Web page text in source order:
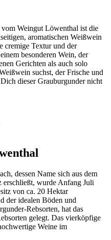
Weingut Löwenthal ist die
aromatischen Weißwein
cremige Textur und der
besonderen Wein, der
Gerichten als auch solo
suchst, der Frische und
dieser Grauburgunder nicht
dessen Name sich aus dem
erschließt, wurde Anfang Juli
von ca. 20 Hektar
der idealen Böden und
Rebsorten, hat das
gelegt. Das vierköpfige
Weine im